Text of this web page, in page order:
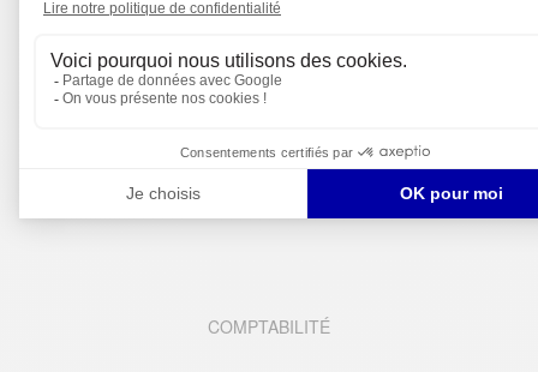
FINANCE
COMPTABILITÉ